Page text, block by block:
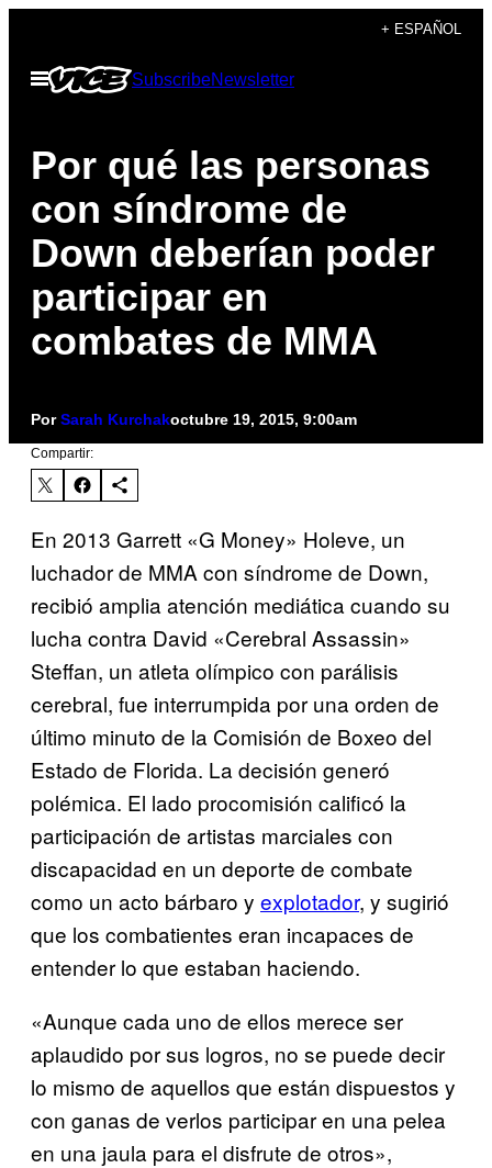
contenido
+ ESPAÑOL
Abrir
Menú
SubscribeNewsletter
Por qué las personas
con síndrome de
Down deberían poder
participar en
combates de MMA
PorSarah Kurchakoctubre 19, 2015, 9:00am
Compartir:
En 2013 Garrett «G Money» Holeve, un
luchador de MMA con síndrome de Down,
recibió amplia atención mediática cuando su
lucha contra David «Cerebral Assassin»
Steffan, un atleta olímpico con parálisis
cerebral, fue interrumpida por una orden de
último minuto de la Comisión de Boxeo del
Estado de Florida. La decisión generó
polémica. El lado procomisión calificó la
participación de artistas marciales con
discapacidad en un deporte de combate
como un acto bárbaro y explotador, y sugirió
que los combatientes eran incapaces de
entender lo que estaban haciendo.
«Aunque cada uno de ellos merece ser
aplaudido por sus logros, no se puede decir
lo mismo de aquellos que están dispuestos y
con ganas de verlos participar en una pelea
en una jaula para el disfrute de otros»,